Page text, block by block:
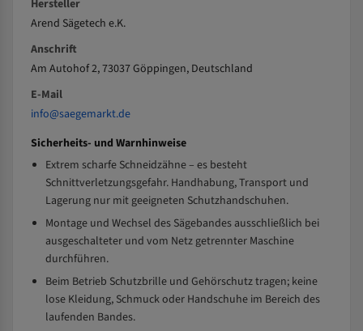
Hersteller
Arend Sägetech e.K.
Anschrift
Am Autohof 2, 73037 Göppingen, Deutschland
E-Mail
info@saegemarkt.de
Sicherheits- und Warnhinweise
Extrem scharfe Schneidzähne – es besteht
Schnittverletzungsgefahr. Handhabung, Transport und
Lagerung nur mit geeigneten Schutzhandschuhen.
Montage und Wechsel des Sägebandes ausschließlich bei
ausgeschalteter und vom Netz getrennter Maschine
durchführen.
Beim Betrieb Schutzbrille und Gehörschutz tragen; keine
lose Kleidung, Schmuck oder Handschuhe im Bereich des
laufenden Bandes.